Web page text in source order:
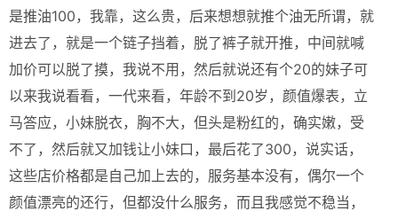
是推油100，我靠，这么贵，后来想想就推个油无所谓，就
进去了，就是一个链子挡着，脱了裤子就开推，中间就喊
加价可以脱了摸，我说不用，然后就说还有个20的妹子可
以来我说看看，一代来看，年龄不到20岁，颜值爆表，立
马答应，小妹脱衣，胸不大，但头是粉红的，确实嫩，受
不了，然后就又加钱让小妹口，最后花了300，说实话，
这些店价格都是自己加上去的，服务基本没有，偶尔一个
颜值漂亮的还行，但都没什么服务，而且我感觉不稳当，